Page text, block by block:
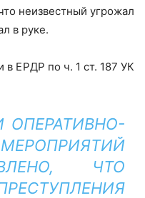
неизвестный угрожал
в руке.
в ЕРДР по ч. 1 ст. 187 УК
ОПЕРАТИВНО-
ЧТО